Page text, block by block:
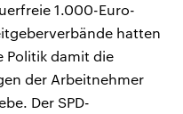
1.000-Euro-
hatten
Politik damit die
der Arbeitnehmer
Der SPD-